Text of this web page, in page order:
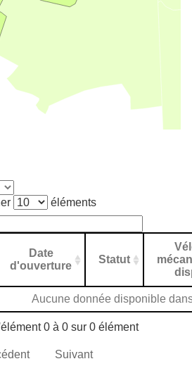
éléments
Date
d'ouverture
Statut
Aucune donnée disponible
0 à 0 sur 0 élément
Suivant